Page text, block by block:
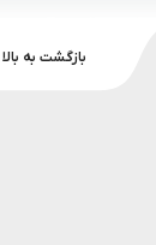
بازگشت به بالا